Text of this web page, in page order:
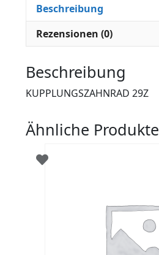
Beschreibung
Rezensionen (0)
Beschreibung
KUPPLUNGSZAHNRAD 29Z
Ähnliche Produkte